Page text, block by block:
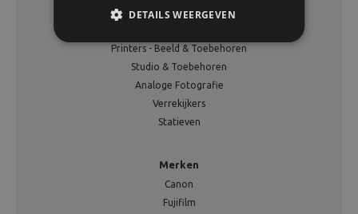
Tassen
Printers - Beeld & Toebehoren
Studio & Toebehoren
Analoge Fotografie
Verrekijkers
Statieven
Merken
Canon
Fujifilm
DETAILS WEERGEVEN